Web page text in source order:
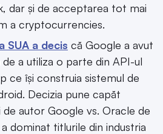
dar și de acceptarea tot mai
a cryptocurrencies.
SUA a decis că Google a avut
de a utiliza o parte din API-ul
ce își construia sistemul de
Decizia pune capăt
autor Google vs. Oracle de
dominat titlurile din industria